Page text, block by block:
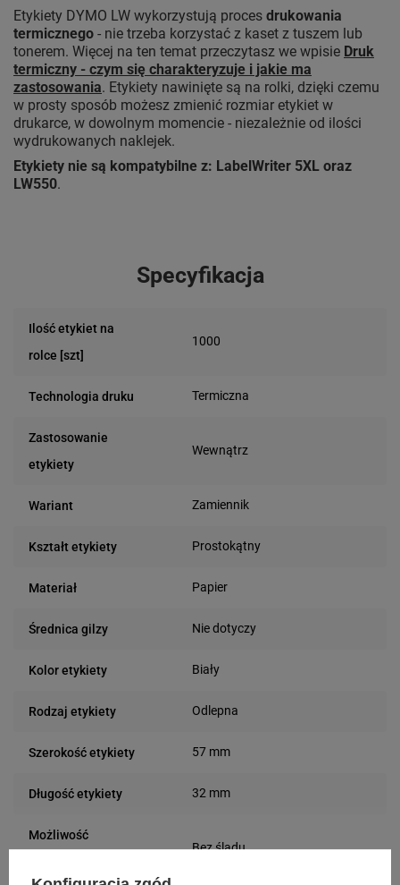
Etykiety DYMO LW wykorzystują proces drukowania
termicznego - nie trzeba korzystać z kaset z tuszem lub
tonerem. Więcej na ten temat przeczytasz we wpisie Druk
termiczny - czym się charakteryzuje i jakie ma
zastosowania. Etykiety nawinięte są na rolki, dzięki czemu
w prosty sposób możesz zmienić rozmiar etykiet w
drukarce, w dowolnym momencie - niezależnie od ilości
wydrukowanych naklejek.
Etykiety nie są kompatybilne z: LabelWriter 5XL oraz
LW550.
Specyfikacja
Ilość etykiet na
rolce [szt]
1000
Technologia druku Termiczna
Zastosowanie
etykiety
Wewnątrz
Wariant Zamiennik
Kształt etykiety Prostokątny
Materiał Papier
Średnica gilzy Nie dotyczy
Kolor etykiety Biały
Rodzaj etykiety Odlepna
Szerokość etykiety 57 mm
Długość etykiety 32 mm
Możliwość
Bez śladu